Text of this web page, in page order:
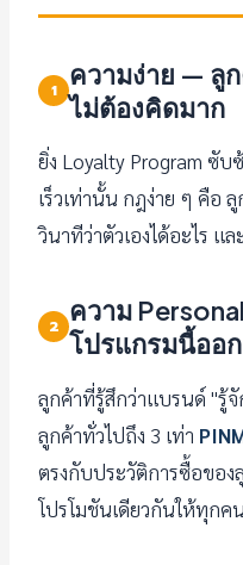
1
ความง่าย — ลู
ไม่ต้องคิดมาก
ยิ่ง Loyalty Program ซับ
เร็วเท่านั้น กฎง่าย ๆ คือ
วินาทีว่าตัวเองได้อะไร แ
2 ความ
โปรแกรมนี้ออ
ลูกค้าที่รู้สึกว่าแบรนด์ "รู้จั
ลูกค้าทั่วไปถึง 3 เท่า
ตรงกับประวัติการซื้อขอ
โปรโมชันเดียวกันให้ทุกคน